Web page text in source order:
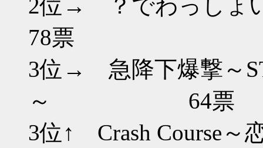
2位→ ？
78票
3位→ 急降下爆撃～
～ 64票
3位↑ Crash